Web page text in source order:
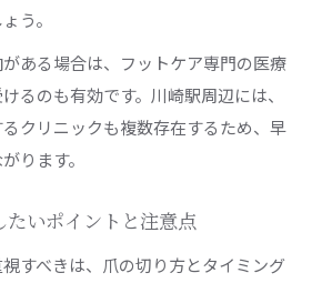
う。
ある場合は、フットケア専門の医療
るのも有効です。川崎駅周辺には、
クリニックも複数存在するため、早
ります。
たいポイントと注意点
すべきは、爪の切り方とタイミング